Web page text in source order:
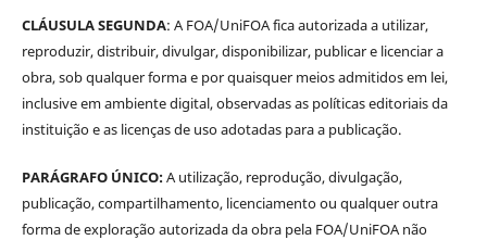
CLÁUSULA SEGUNDA: A FOA/UniFOA fica autorizada a utilizar,
reproduzir, distribuir, divulgar, disponibilizar, publicar e licenciar a
obra, sob qualquer forma e por quaisquer meios admitidos em lei,
inclusive em ambiente digital, observadas as políticas editoriais da
instituição e as licenças de uso adotadas para a publicação.
PARÁGRAFO ÚNICO:A utilização, reprodução, divulgação,
publicação, compartilhamento, licenciamento ou qualquer outra
forma de exploração autorizada da obra pela FOA/UniFOA não